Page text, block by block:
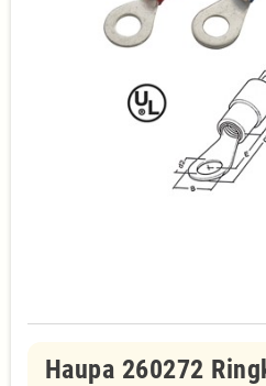
Haupa 260272